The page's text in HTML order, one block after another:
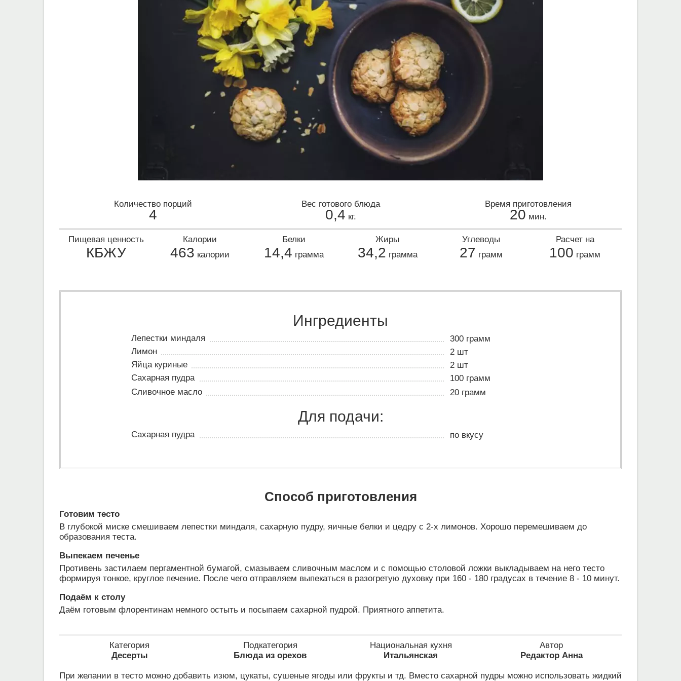
Количество порций
4
Вес готового блюда
0,4 кг.
Время приготовления
20 мин.
Пищевая ценность
КБЖУ
Калории
463 калории
Белки
14,4 грамма
Жиры
34,2 грамма
Углеводы
27 грамм
Расчет на
100 грамм
Ингредиенты
Лепестки миндаля
300 грамм
Лимон
2 шт
Яйца куриные
2 шт
Сахарная пудра
100 грамм
Сливочное масло
20 грамм
Для подачи:
Сахарная пудра по вкусу
Способ приготовления
Готовим тесто
В глубокой миске смешиваем лепестки миндаля, сахарную пудру, яичные белки и цедру с 2-х лимонов. Хорошо перемешиваем до
образования теста.
Выпекаем печенье
Противень застилаем пергаментной бумагой, смазываем сливочным маслом и с помощью столовой ложки выкладываем на него тесто
формируя тонкое, круглое печение. После чего отправляем выпекаться в разогретую духовку при 160 - 180 градусах в течение 8 - 10 минут.
Подаём к столу
Даём готовым флорентинам немного остыть и посыпаем сахарной пудрой. Приятного аппетита.
Категория
Десерты
Подкатегория
Блюда из орехов
Национальная кухня
Итальянская
Автор
Редактор Анна
При желании в тесто можно добавить изюм, цукаты, сушеные ягоды или фрукты и тд. Вместо сахарной пудры можно использовать жидкий